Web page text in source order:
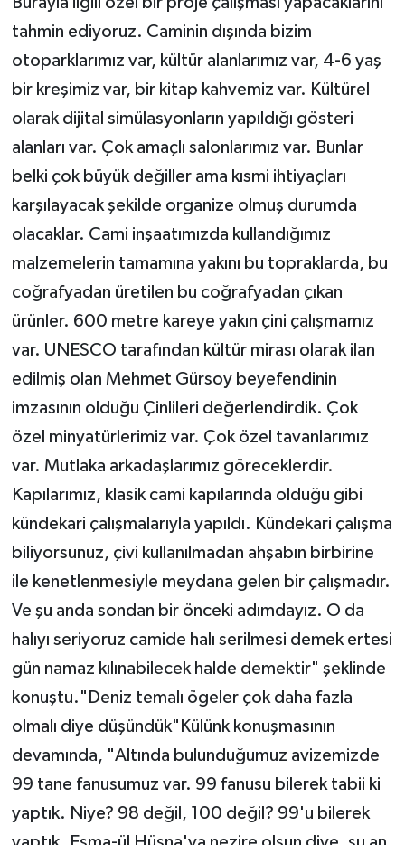
tahmin ediyoruz. Caminin dışında bizim
otoparklarımız var, kültür alanlarımız var, 4-6 yaş
bir kreşimiz var, bir kitap kahvemiz var. Kültürel
olarak dijital simülasyonların yapıldığı gösteri
alanları var. Çok amaçlı salonlarımız var. Bunlar
belki çok büyük değiller ama kısmi ihtiyaçları
karşılayacak şekilde organize olmuş durumda
olacaklar. Cami inşaatımızda kullandığımız
malzemelerin tamamına yakını bu topraklarda, bu
coğrafyadan üretilen bu coğrafyadan çıkan
ürünler. 600 metre kareye yakın çini çalışmamız
var. UNESCO tarafından kültür mirası olarak ilan
edilmiş olan Mehmet Gürsoy beyefendinin
imzasının olduğu Çinlileri değerlendirdik. Çok
özel minyatürlerimiz var. Çok özel tavanlarımız
var. Mutlaka arkadaşlarımız göreceklerdir.
Kapılarımız, klasik cami kapılarında olduğu gibi
kündekari çalışmalarıyla yapıldı. Kündekari çalışma
biliyorsunuz, çivi kullanılmadan ahşabın birbirine
ile kenetlenmesiyle meydana gelen bir çalışmadır.
Ve şu anda sondan bir önceki adımdayız. O da
halıyı seriyoruz camide halı serilmesi demek ertesi
gün namaz kılınabilecek halde demektir" şeklinde
konuştu."Deniz temalı ögeler çok daha fazla
olmalı diye düşündük"Külünk konuşmasının
devamında, "Altında bulunduğumuz avizemizde
99 tane fanusumuz var. 99 fanusu bilerek tabii ki
yaptık. Niye? 98 değil, 100 değil? 99'u bilerek